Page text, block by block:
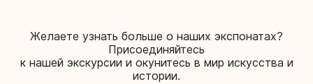
Желаете узнать больше о наших экспонатах?
Присоединяйтесь
к нашей экскурсии и окунитесь в мир искусства и
истории.